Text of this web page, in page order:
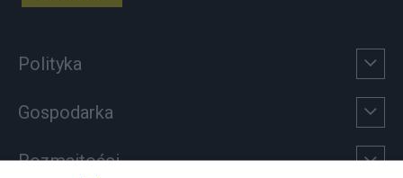
Polityka
Gospodarka
Rozmaitości